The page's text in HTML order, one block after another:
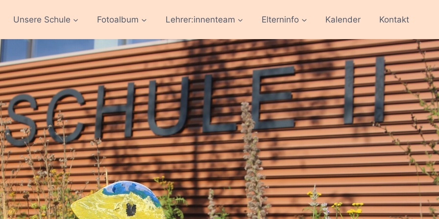
Unsere Schule Fotoalbum Lehrer:innenteam Elterninfo Kalender Kontakt